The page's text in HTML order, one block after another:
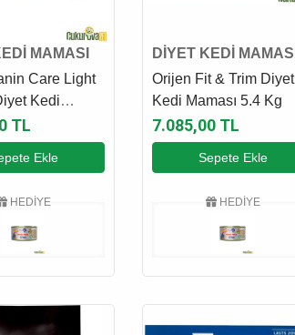
MAMASI
Care Light
Kedi
Kg
TL
Ekle
HEDİYE
DİYET KEDİ MAMASI
Orijen Fit & Trim Diyet
Kedi Maması 5.4 Kg
7.085,00 TL
Sepete Ekle
HEDİYE